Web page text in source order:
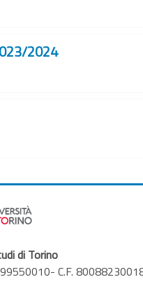
2024
di Torino
C.F.